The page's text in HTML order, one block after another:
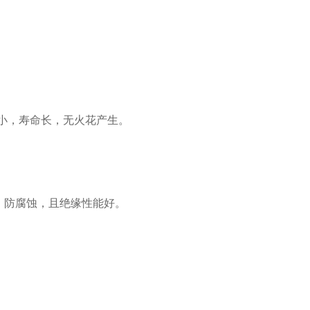
寿命长，无火花产生。
腐蚀，且绝缘性能好。